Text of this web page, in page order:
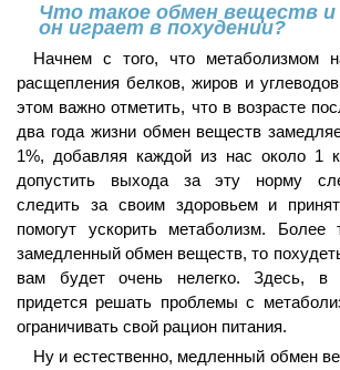
Что такое обмен веществ и
он играет в похудении?
Начнем с того, что метаболизмом
расщепления белков, жиров и
этом важно отметить, что в возрасте
два года жизни обмен веществ
1%, добавляя каждой из нас около 1
допустить выхода за эту норму
следить за своим здоровьем и
помогут ускорить метаболизм.
замедленный обмен веществ, то
вам будет очень нелегко. Здесь, в
придется решать проблемы с
ограничивать свой рацион питания.
Ну и естественно, медленный обмен